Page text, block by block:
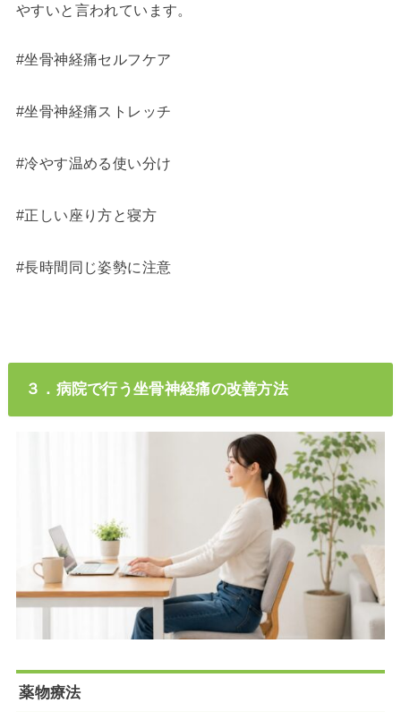
やすいと言われています。
#坐骨神経痛セルフケア
#坐骨神経痛ストレッチ
#冷やす温める使い分け
#正しい座り方と寝方
#長時間同じ姿勢に注意
３．病院で行う坐骨神経痛の改善方法
薬物療法